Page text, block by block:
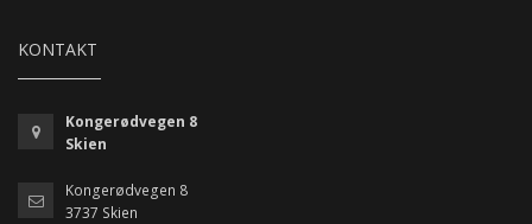
KONTAKT
Kongerødvegen 8
Skien
Kongerødvegen 8
3737 Skien